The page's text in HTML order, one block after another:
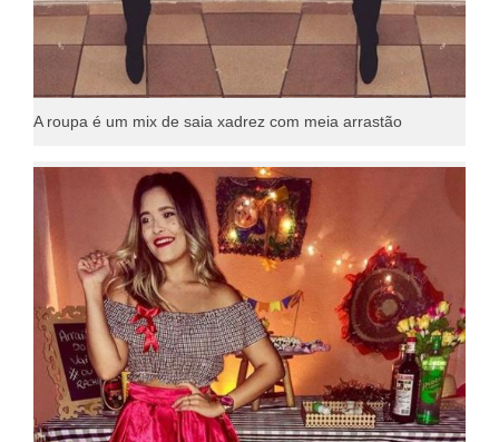
A roupa é um mix de saia xadrez com meia arrastão